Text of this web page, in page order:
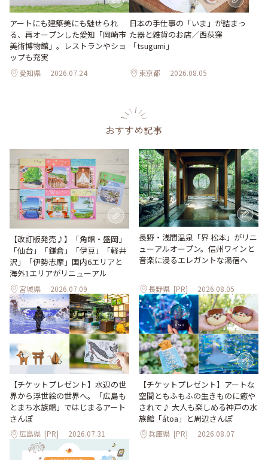
アートにも建築美にも魅せられ
る、再オープンした愛知「岡崎市
美術博物館」。レストランやショ
ップも充実
愛知県 2026.07.24
日本の手仕事の「いま」が詰まっ
た器と雑貨のお店／西荻窪
「tsugumi」
東京都 2026.08.05
おすすめ記事
【改訂版発売♪】「角館・盛岡」
「仙台」「鎌倉」「伊豆」「軽井
沢」「伊勢志摩」国内6エリアと
海外1エリアがリニューアル
宮城県 2026.07.09
長野・浅間温泉「界 松本」がリニ
ューアルオープン。信州ワインと
音楽に浸るエレガントな湯宿へ
長野県 [PR] 2026.08.05
【チケットプレゼント】水辺の世
界から浮世絵の世界へ。「広島も
とまち水族館」ではじまるアート
さんぽ
広島県 [PR] 2026.07.31
【チケットプレゼント】アートな
空間ともふもふの生きものに癒や
されて♪ 大人も楽しめる神戸の水
族館「átoa」と周辺さんぽ
兵庫県 [PR] 2026.08.07